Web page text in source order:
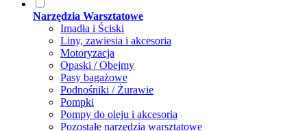
Narzędzia Warsztatowe
Imadła i Ściski
Liny, zawiesia i akcesoria
Motoryzacja
Opaski / Obejmy
Pasy bagażowe
Podnośniki / Żurawie
Pompki
Pompy do oleju i akcesoria
Pozostałe narzędzia warsztatowe